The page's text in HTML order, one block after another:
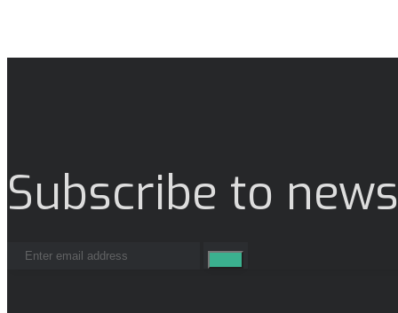
Subscribe to